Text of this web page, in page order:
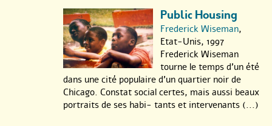
Public Housing
Frederick Wiseman,
Etat-Unis, 1997
Frederick Wiseman
tourne le temps d’un été
dans une cité populaire d’un quartier noir de
Chicago. Constat social certes, mais aussi beaux
portraits de ses habi- tants et intervenants (...)